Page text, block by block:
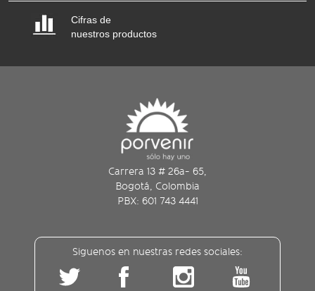
Cifras de
nuestros productos
Carrera 13 # 26a- 65,
Bogotá, Colombia
PBX: 601 743 4441
Siguenos en nuestras redes sociales: